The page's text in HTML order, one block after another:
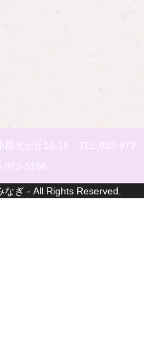
郡光が丘16-15 TEL:083-973-
5166
ぎ - All Rights Reserved.